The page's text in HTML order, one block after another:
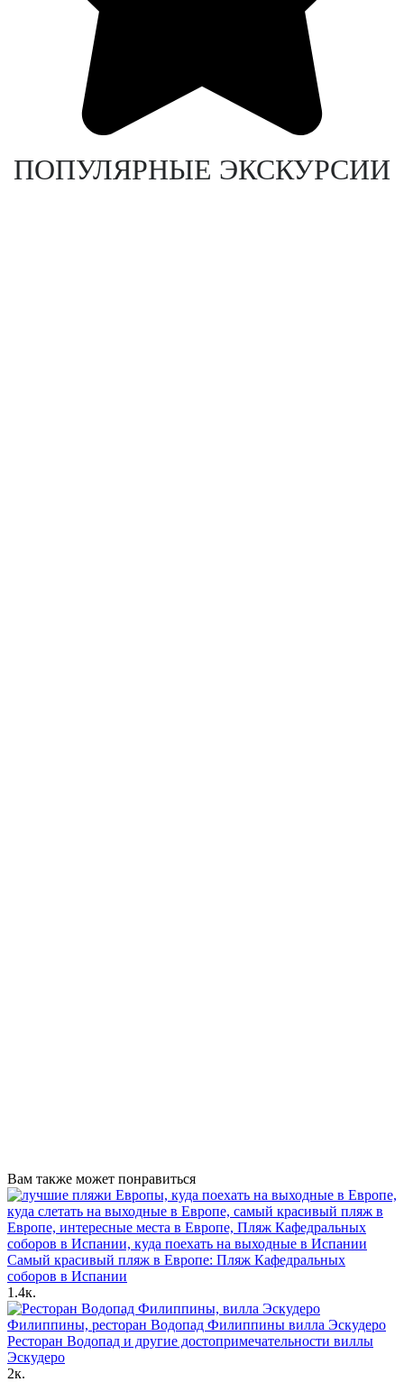
ПОПУЛЯРНЫЕ ЭКСКУРСИИ
Вам также может понравиться
Самый красивый пляж в Европе: Пляж Кафедральных
соборов в Испании
1.4к.
Ресторан Водопад и другие достопримечательности виллы
Эскудеро
2к.